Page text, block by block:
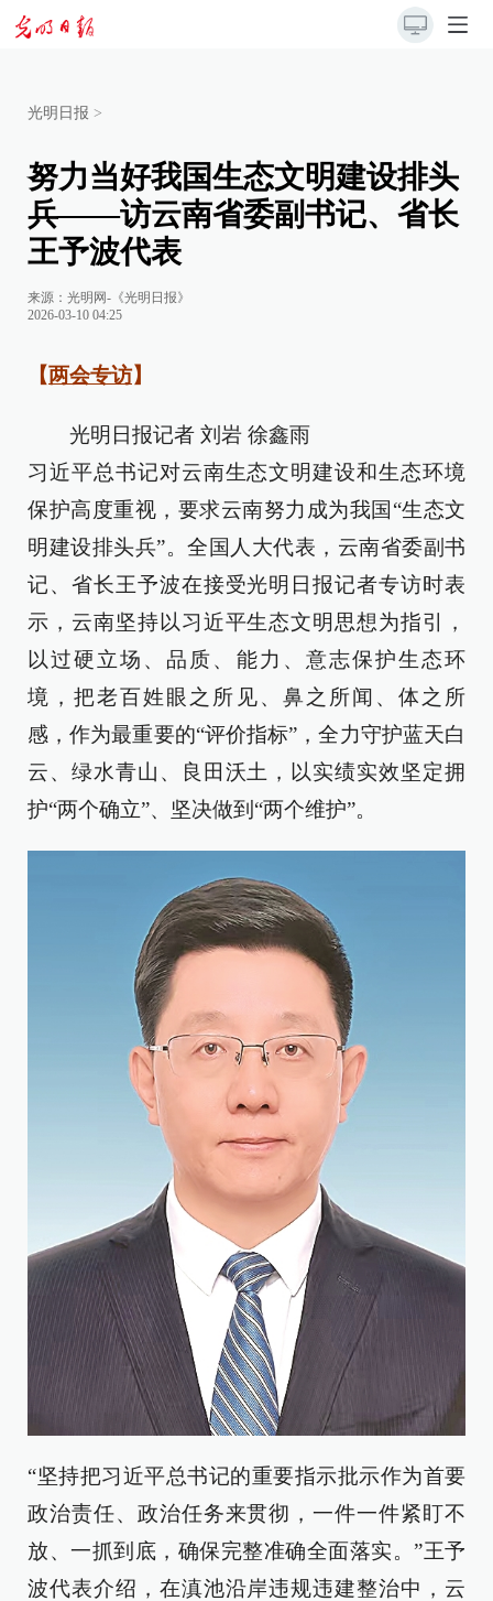
光明日报 >
努力当好我国生态文明建设排头
兵——访云南省委副书记、省长
王予波代表
来源： 光明网-《光明日报》
2026-03-10 04:25
【两会专访】
光明日报记者 刘岩 徐鑫雨
习近平总书记对云南生态文明建设和生态环境
保护高度重视，要求云南努力成为我国“生态文
明建设排头兵”。全国人大代表，云南省委副书
记、省长王予波在接受光明日报记者专访时表
示，云南坚持以习近平生态文明思想为指引，
以过硬立场、品质、能力、意志保护生态环
境，把老百姓眼之所见、鼻之所闻、体之所
感，作为最重要的“评价指标”，全力守护蓝天白
云、绿水青山、良田沃土，以实绩实效坚定拥
护“两个确立”、坚决做到“两个维护”。
“坚持把习近平总书记的重要指示批示作为首要
政治责任、政治任务来贯彻，一件一件紧盯不
放、一抓到底，确保完整准确全面落实。”王予
波代表介绍，在滇池沿岸违规违建整治中，云